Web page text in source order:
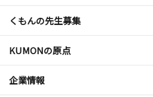
くもんの先生募集
KUMONの原点
企業情報